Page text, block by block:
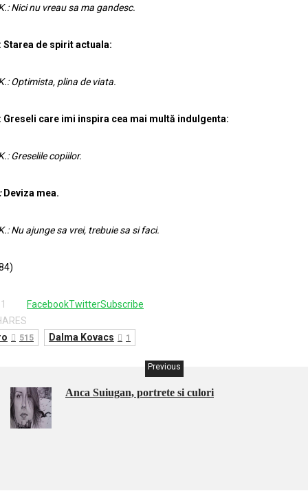
Nici nu vreau sa ma gandesc.
Starea de spirit actuala:
Optimista, plina de viata.
Greseli care imi inspira cea mai multă indulgenta:
Greselile copiilor.
Deviza mea.
Nu ajunge sa vrei, trebuie sa si faci.
FacebookTwitterSubscribe
515 Dalma Kovacs 1
Previous
Anca Suiugan, portrete si culori